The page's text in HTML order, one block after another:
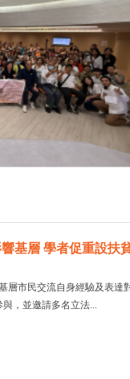
基層 學者促重設扶
層市民交流自身經驗及表達
，並邀請多名立法...